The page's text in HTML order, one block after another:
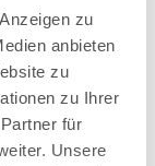
zu
anbieten
zu
zu Ihrer
für
Unsere
zur